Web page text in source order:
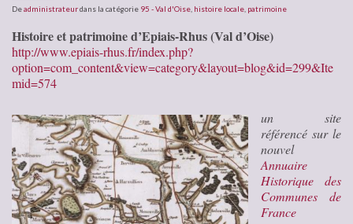
Deadministrateurdans la catégorie 95 - Val d'Oise histoire locale patrimoine
Histoire et patrimoine d’Epiais-Rhus (Val d’Oise)
http://www.epiais-rhus.fr/index.php?
option=com_content&view=category&layout=blog&id=299&Ite
mid=574
un site
référencé sur le
nouvel
Annuaire
Historique des
Communes de
France